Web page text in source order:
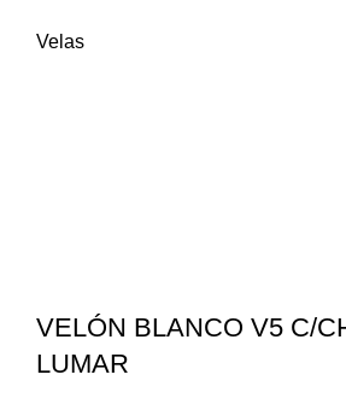
Velas
VELÓN BLANCO V5 C/
LUMAR